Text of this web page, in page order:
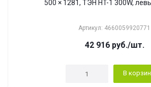
500 × 1281, ТЭН HT-1 300W,
Артикул: 4660059920771
42 916руб./шт.
В